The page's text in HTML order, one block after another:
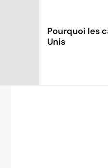
Pourquoi les
Unis